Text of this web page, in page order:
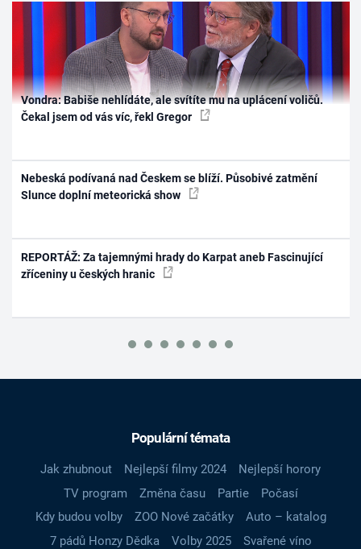
Vondra: Babiše nehlídáte, ale svítíte mu na uplácení voličů.
Čekal jsem od vás víc, řekl Gregor
Nebeská podívaná nad Českem se blíží. Působivé zatmění
Slunce doplní meteorická show
REPORTÁŽ: Za tajemnými hrady do Karpat aneb Fascinující
zříceniny u českých hranic
Populární témata
Jak zhubnout Nejlepší filmy 2024
Nejlepší horory
TV program
Změna času Partie
Počasí
Kdy budou volby
ZOO Nové začátky
Auto – katalog
7 pádů Honzy Dědka
Volby 2025
Svařené víno